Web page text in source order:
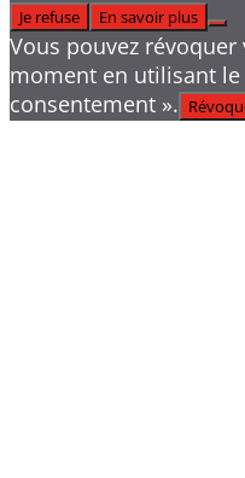
Je refuse
En savoir plus
Vous pouvez
moment en utilisant
consentement ».